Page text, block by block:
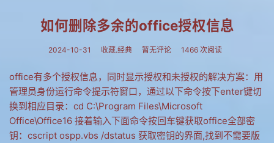
网友情怀
链接
Nav
归档
留言
如何删除多余的office授权信息
2024-10-31 收藏.经典 暂无评论 1466 次阅读
office有多个授权信息，同时显示授权和未授权的解决方案：用
管理员身份运行命令提示符窗口，通过以下命令按下enter键切
换到相应目录：cd C:\Program Files\Microsoft
Office\Office16 接着输入下面命令按回车键获取office全部密
钥：cscript ospp.vbs /dstatus 获取密钥的界面,找到不需要版